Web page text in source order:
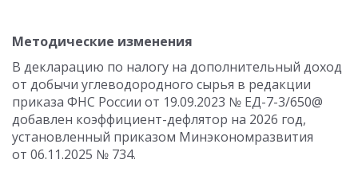
Методические изменения
В декларацию по налогу на дополнительный доход
от добычи углеводородного сырья в редакции
приказа ФНС России от 19.09.2023 № ЕД-7-3/650@
добавлен коэффициент-дефлятор на 2026 год,
установленный приказом Минэкономразвития
от 06.11.2025 № 734.